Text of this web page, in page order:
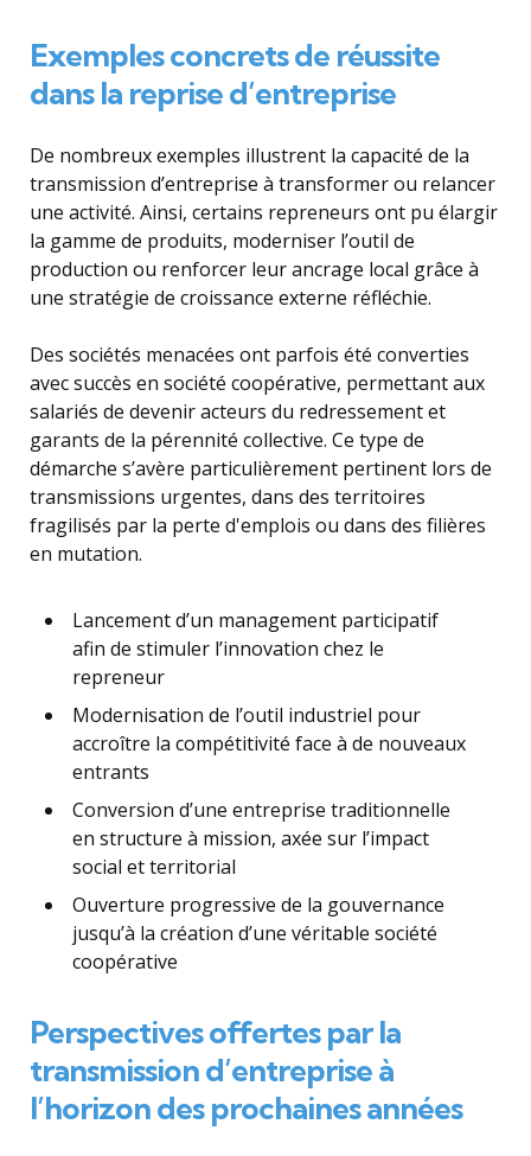
Exemples concrets de réussite
dans la reprise d’entreprise
De nombreux exemples illustrent la capacité de la
transmission d’entreprise à transformer ou relancer
une activité. Ainsi, certains repreneurs ont pu élargir
la gamme de produits, moderniser l’outil de
production ou renforcer leur ancrage local grâce à
une stratégie de croissance externe réfléchie.
Des sociétés menacées ont parfois été converties
avec succès en société coopérative, permettant aux
salariés de devenir acteurs du redressement et
garants de la pérennité collective. Ce type de
démarche s’avère particulièrement pertinent lors de
transmissions urgentes, dans des territoires
fragilisés par la perte d'emplois ou dans des filières
en mutation.
Lancement d’un management participatif
afin de stimuler l’innovation chez le
repreneur
Modernisation de l’outil industriel pour
accroître la compétitivité face à de nouveaux
entrants
Conversion d’une entreprise traditionnelle
en structure à mission, axée sur l’impact
social et territorial
Ouverture progressive de la gouvernance
jusqu’à la création d’une véritable société
coopérative
Perspectives offertes par la
transmission d’entreprise à
l’horizon des prochaines années